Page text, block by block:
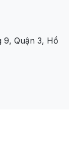
9, Quận 3, Hồ